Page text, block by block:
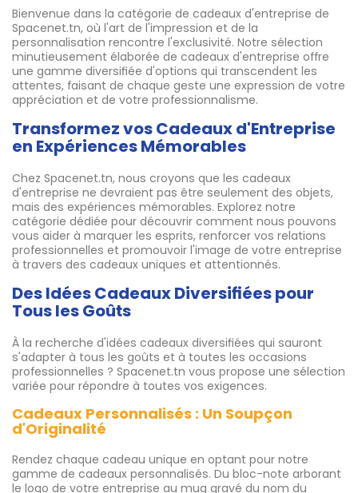
Bienvenue dans la catégorie de cadeaux d'entreprise de
Spacenet.tn, où l'art de l'impression et de la
personnalisation rencontre l'exclusivité. Notre sélection
minutieusement élaborée de cadeaux d'entreprise offre
une gamme diversifiée d'options qui transcendent les
attentes, faisant de chaque geste une expression de votre
appréciation et de votre professionnalisme.
Transformez vos Cadeaux d'Entreprise
en Expériences Mémorables
Chez Spacenet.tn, nous croyons que les cadeaux
d'entreprise ne devraient pas être seulement des objets,
mais des expériences mémorables. Explorez notre
catégorie dédiée pour découvrir comment nous pouvons
vous aider à marquer les esprits, renforcer vos relations
professionnelles et promouvoir l'image de votre entreprise
à travers des cadeaux uniques et attentionnés.
Des Idées Cadeaux Diversifiées pour
Tous les Goûts
À la recherche d'idées cadeaux diversifiées qui sauront
s'adapter à tous les goûts et à toutes les occasions
professionnelles ? Spacenet.tn vous propose une sélection
variée pour répondre à toutes vos exigences.
Cadeaux Personnalisés : Un Soupçon
d'Originalité
Rendez chaque cadeau unique en optant pour notre
gamme de cadeaux personnalisés. Du bloc-note arborant
le logo de votre entreprise au mug gravé du nom du